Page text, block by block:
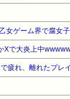
女ゲーム界で腐女
Xで大炎上中
疲れ、離れたプレ